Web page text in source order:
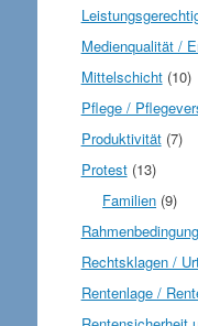
Medienqualität /
Mittelschicht(10)
Pflege /
Produktivität(7)
Protest(13)
Familien (9)
Rechtsklagen /
Rentenlage /